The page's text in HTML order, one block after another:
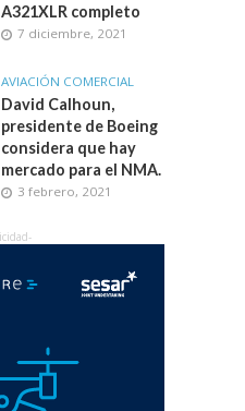
A321XLR completo
7 diciembre, 2021
AVIACIÓN COMERCIAL
David Calhoun,
presidente de Boeing
considera que hay
mercado para el NMA.
3 febrero, 2021